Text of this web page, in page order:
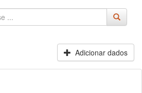
Adicionar dados